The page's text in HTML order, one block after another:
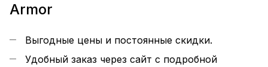
Armor
Выгодные цены и постоянные скидки.
Удобный заказ через сайт с подробной